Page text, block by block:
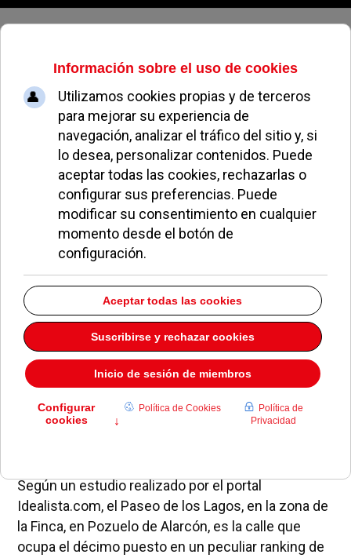
Viernes, 07 de agosto de 2026
El Paseo de los Lagos en La Finca
de Pozuelo es la décima calle más
cara de España para comprar
vivienda
ÁNGELES PEREA ECONOMÍA Y EMPLEO 19 AGOSTO 2022
Según un estudio realizado por el portal
Idealista.com, el Paseo de los Lagos, en la zona de
la Finca, en Pozuelo de Alarcón, es la calle que
ocupa el décimo puesto en un peculiar ranking de